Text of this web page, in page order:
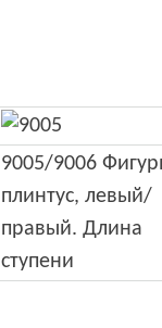
9005/9006
плинтус, левый/
правый. Длина
ступени